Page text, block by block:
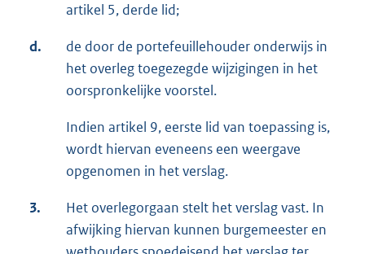
artikel 5, derde lid;
d.
de door de portefeuillehouder onderwijs in
het overleg toegezegde wijzigingen in het
oorspronkelijke voorstel.
Indien artikel 9, eerste lid van toepassing is,
wordt hiervan eveneens een weergave
opgenomen in het verslag.
3.
Het overlegorgaan stelt het verslag vast. In
afwijking hiervan kunnen burgemeester en